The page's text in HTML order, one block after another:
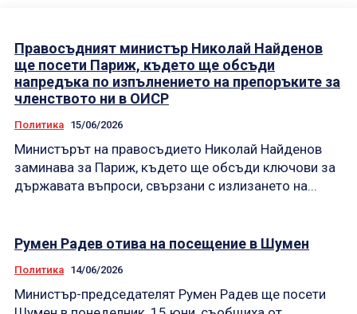
Правосъдният министър Николай Найденов
ще посети Париж, където ще обсъди
напредъка по изпълнението на препоръките за
членството ни в ОИСР
Политика 15/06/2026
Министърът на правосъдието Николай Найденов
заминава за Париж, където ще обсъди ключови за
държавата въпроси, свързани с излизането на...
Румен Радев отива на посещение в Шумен
Политика 14/06/2026
Министър-председателят Румен Радев ще посети